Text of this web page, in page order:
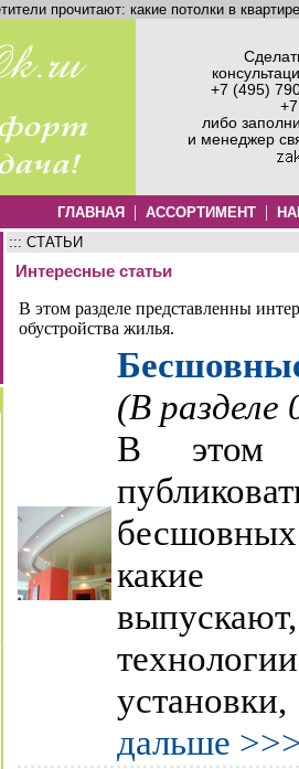
прочитают: какие потолки в
+7 (495)
либо
и менеджер
ГЛАВНАЯ | АССОРТИМЕНТ |
::: СТАТЬИ
Интересные статьи
В этом разделе представленны
обустройства жилья.
(В
В этом
какие
дальше